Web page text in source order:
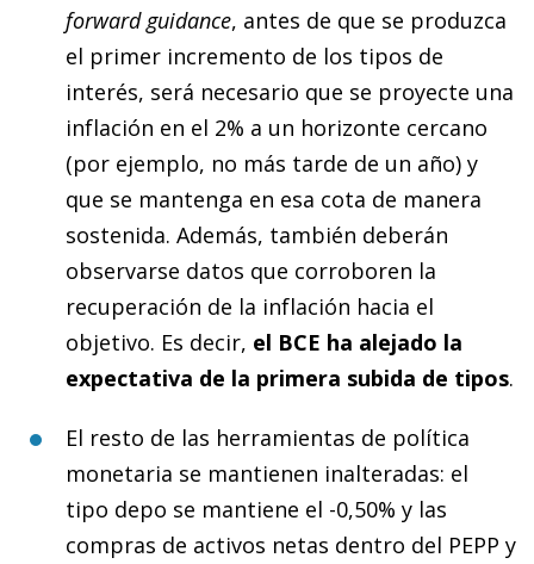
forward guidance, antes de que se produzca
el primer incremento de los tipos de
interés, será necesario que se proyecte una
inflación en el 2% a un horizonte cercano
(por ejemplo, no más tarde de un año) y
que se mantenga en esa cota de manera
sostenida. Además, también deberán
observarse datos que corroboren la
recuperación de la inflación hacia el
objetivo. Es decir, el BCE ha alejado la
expectativa de la primera subida de tipos.
El resto de las herramientas de política
monetaria se mantienen inalteradas: el
tipo depo se mantiene el -0,50% y las
compras de activos netas dentro del PEPP y